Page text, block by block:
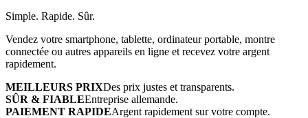
Simple. Rapide. Sûr.
Vendez votre smartphone, tablette, ordinateur portable, montre
connectée ou autres appareils en ligne et recevez votre argent
rapidement.
MEILLEURS PRIXDes prix justes et transparents.
SÛR & FIABLEEntreprise allemande.
PAIEMENT RAPIDEArgent rapidement sur votre compte.